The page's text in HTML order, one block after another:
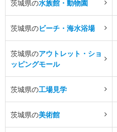
茨城県の水族館・動物園
茨城県のビーチ・海水浴場
茨城県のアウトレット・ショ
ッピングモール
茨城県の工場見学
茨城県の美術館